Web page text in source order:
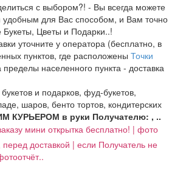
с выбором?! - Вы всегда можете
удобным для Вас способом, и Вам точно
Букеты, Цветы и Подарки..!
уточните у оператора (бесплатно, в
пунктов, где расположены Точки
пределы населенного пункта - доставка
и подарков, фуд-букетов,
шаров, бенто тортов, кондитерских
КУРЬЕРОМ в руки Получателю: , ..
мини открытка бесплатно! | фото
перед доставкой | если Получатель не